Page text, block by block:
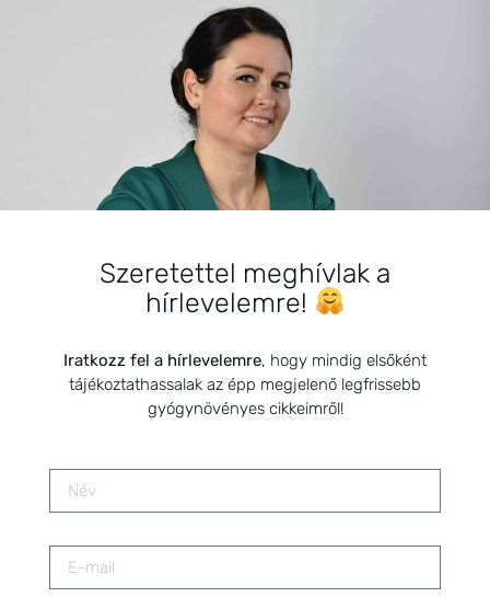
BEMUTATKOZÁS
egészségügyi biomérnök, fitoterapeuta és édesanya.
Küldetésem a gyógynövények hatékony
alkalmazásának oktatása, a gyermekek, a nők és a
HÍRLEVÉL FELIRATKOZÁS
Szeretettel meghívlak a
hírlevelemre!
Iratkozz fel a hírlevelemre, hogy mindig elsőként
tájékoztathassalak az épp megjelenő legfrissebb
gyógynövényes cikkeimről!